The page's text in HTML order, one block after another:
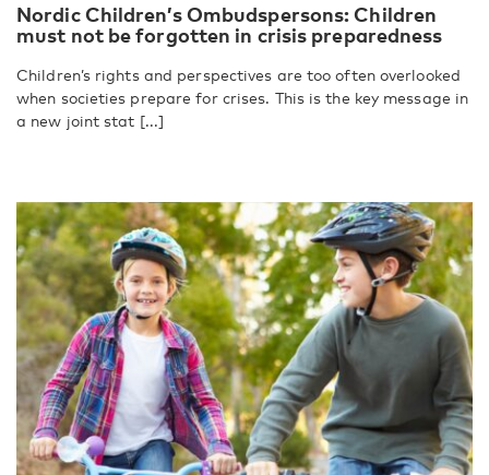
Nordic Children’s Ombudspersons: Children
must not be forgotten in crisis preparedness
Children’s rights and perspectives are too often overlooked
when societies prepare for crises. This is the key message in
a new joint stat [...]